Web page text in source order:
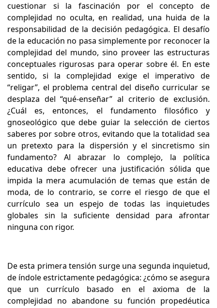
cuestionar si la fascinación por el concepto de
complejidad no oculta, en realidad, una huida de la
responsabilidad de la decisión pedagógica. El desafío
de la educación no pasa simplemente por reconocer la
complejidad del mundo, sino proveer las estructuras
conceptuales rigurosas para operar sobre él. En este
sentido, si la complejidad exige el imperativo de
“religar”, el problema central del diseño curricular se
desplaza del “qué-enseñar” al criterio de exclusión.
¿Cuál es, entonces, el fundamento filosófico y
gnoseológico que debe guiar la selección de ciertos
saberes por sobre otros, evitando que la totalidad sea
un pretexto para la dispersión y el sincretismo sin
fundamento? Al abrazar lo complejo, la política
educativa debe ofrecer una justificación sólida que
impida la mera acumulación de temas que están de
moda, de lo contrario, se corre el riesgo de que el
currículo sea un espejo de todas las inquietudes
globales sin la suficiente densidad para afrontar
ninguna con rigor.
De esta primera tensión surge una segunda inquietud,
de índole estrictamente pedagógica: ¿cómo se asegura
que un currículo basado en el axioma de la
complejidad no abandone su función propedéutica